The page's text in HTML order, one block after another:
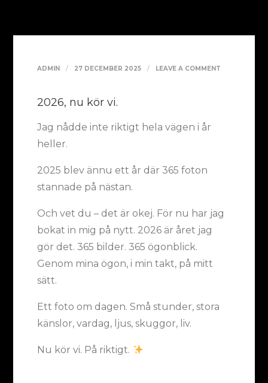
ADMIN 27 DECEMBER 2025 LEAVE A COMMENT
2026, nu kör vi.
Jag nådde inte riktigt hela vägen i år
heller.
2025 blev ännu ett år där 365 foton
stannade på nästan.
Och vet du – det är okej. För nu har jag
bokat in mig på nytt. 2026 är året jag
gör det. 365 bilder. 365 ögonblick.
Genom mina ögon, i min takt, på mitt
sätt.
Ett foto om dagen. Små stunder, stora
känslor, vardag, ljus, skuggor, liv.
Nu kör vi. På riktigt.